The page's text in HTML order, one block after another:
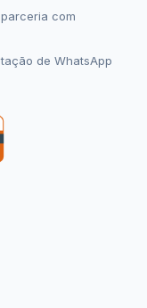
com
de WhatsApp